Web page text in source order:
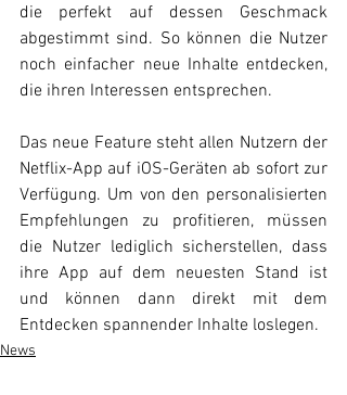
die perfekt auf dessen Geschmack
abgestimmt sind. So können die Nutzer
noch einfacher neue Inhalte entdecken,
die ihren Interessen entsprechen.
Das neue Feature steht allen Nutzern der
Netflix-App auf iOS-Geräten ab sofort zur
Verfügung. Um von den personalisierten
Empfehlungen zu profitieren, müssen
die Nutzer lediglich sicherstellen, dass
ihre App auf dem neuesten Stand ist
und können dann direkt mit dem
Entdecken spannender Inhalte loslegen.
News